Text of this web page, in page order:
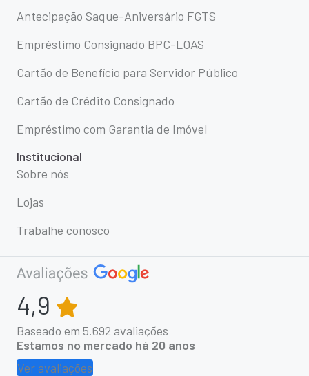
Antecipação Saque-Aniversário FGTS
Empréstimo Consignado BPC-LOAS
Cartão de Benefício para Servidor Público
Cartão de Crédito Consignado
Empréstimo com Garantia de Imóvel
Institucional
Sobre nós
Lojas
Trabalhe conosco
4,9
Baseado em 5.692 avaliações
Estamos no mercado há 20 anos
Ver avaliações